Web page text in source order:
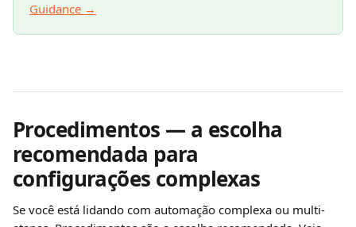
Guidance →
Procedimentos — a escolha
recomendada para
configurações complexas
Se você está lidando com automação complexa ou multi-